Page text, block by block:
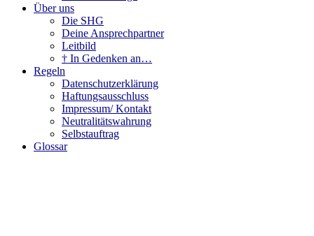
Über uns
Die SHG
Deine Ansprechpartner
Leitbild
† In Gedenken an…
Regeln
Datenschutzerklärung
Haftungsausschluss
Impressum/ Kontakt
Neutralitätswahrung
Selbstauftrag
Glossar